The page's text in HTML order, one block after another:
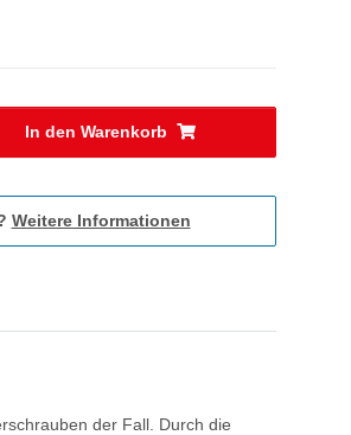
In den Warenkorb
Weitere Informationen
der Fall. Durch die